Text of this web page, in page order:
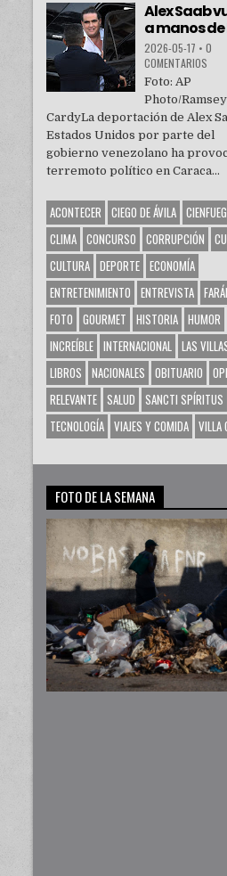
Alex Saab
a manos de
2026-05-17 • 0
COMENTARIOS
Foto: AP
Photo/Ramsey
CardyLa deportación de Alex
Estados Unidos por parte del
gobierno venezolano ha
terremoto político en Caraca...
ACONTECER CIEGO DE ÁVILA
CLIMA CONCURSO CORRUPCIÓN
CULTURA DEPORTE ECONOMÍA
ENTRETENIMIENTO ENTREVISTA
FOTO GOURMET HISTORIA HUMOR
INCREÍBLE INTERNACIONAL LAS
LIBROS NACIONALES OBITUARIO
RELEVANTE SALUD SANCTI SPÍRITUS
TECNOLOGÍA VIAJES Y COMIDA VILLA
FOTO DE LA SEMANA